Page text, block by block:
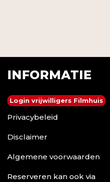
INFORMATIE
Login vrijwilligers Filmhuis
Privacybeleid
Disclaimer
Algemene voorwaarden
Reserveren kan ook via